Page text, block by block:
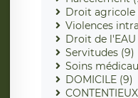
Droit agricole
Violences
Droit de l'EAU
Servitudes (9)
Soins
DOMICILE (9)